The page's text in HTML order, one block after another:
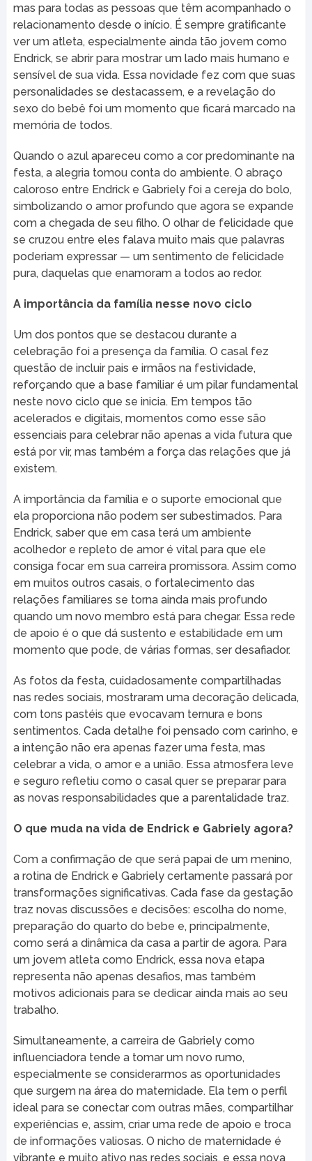
mas para todas as pessoas que têm acompanhado o
relacionamento desde o início. É sempre gratificante
ver um atleta, especialmente ainda tão jovem como
Endrick, se abrir para mostrar um lado mais humano e
sensível de sua vida. Essa novidade fez com que suas
personalidades se destacassem, e a revelação do
sexo do bebê foi um momento que ficará marcado na
memória de todos.
Quando o azul apareceu como a cor predominante na
festa, a alegria tomou conta do ambiente. O abraço
caloroso entre Endrick e Gabriely foi a cereja do bolo,
simbolizando o amor profundo que agora se expande
com a chegada de seu filho. O olhar de felicidade que
se cruzou entre eles falava muito mais que palavras
poderiam expressar — um sentimento de felicidade
pura, daquelas que enamoram a todos ao redor.
A importância da família nesse novo ciclo
Um dos pontos que se destacou durante a
celebração foi a presença da família. O casal fez
questão de incluir pais e irmãos na festividade,
reforçando que a base familiar é um pilar fundamental
neste novo ciclo que se inicia. Em tempos tão
acelerados e digitais, momentos como esse são
essenciais para celebrar não apenas a vida futura que
está por vir, mas também a força das relações que já
existem.
A importância da família e o suporte emocional que
ela proporciona não podem ser subestimados. Para
Endrick, saber que em casa terá um ambiente
acolhedor e repleto de amor é vital para que ele
consiga focar em sua carreira promissora. Assim como
em muitos outros casais, o fortalecimento das
relações familiares se torna ainda mais profundo
quando um novo membro está para chegar. Essa rede
de apoio é o que dá sustento e estabilidade em um
momento que pode, de várias formas, ser desafiador.
As fotos da festa, cuidadosamente compartilhadas
nas redes sociais, mostraram uma decoração delicada,
com tons pastéis que evocavam ternura e bons
sentimentos. Cada detalhe foi pensado com carinho, e
a intenção não era apenas fazer uma festa, mas
celebrar a vida, o amor e a união. Essa atmosfera leve
e seguro refletiu como o casal quer se preparar para
as novas responsabilidades que a parentalidade traz.
O que muda na vida de Endrick e Gabriely agora?
Com a confirmação de que será papai de um menino,
a rotina de Endrick e Gabriely certamente passará por
transformações significativas. Cada fase da gestação
traz novas discussões e decisões: escolha do nome,
preparação do quarto do bebe e, principalmente,
como será a dinâmica da casa a partir de agora. Para
um jovem atleta como Endrick, essa nova etapa
representa não apenas desafios, mas também
motivos adicionais para se dedicar ainda mais ao seu
trabalho.
Simultaneamente, a carreira de Gabriely como
influenciadora tende a tomar um novo rumo,
especialmente se considerarmos as oportunidades
que surgem na área do maternidade. Ela tem o perfil
ideal para se conectar com outras mães, compartilhar
experiências e, assim, criar uma rede de apoio e troca
de informações valiosas. O nicho de maternidade é
vibrante e muito ativo nas redes sociais, e essa nova